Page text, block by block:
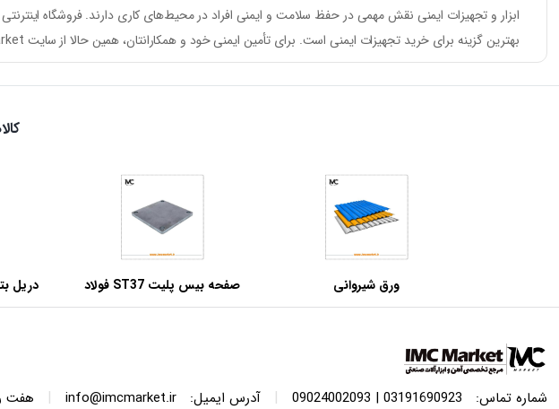
ابزار و تجهیزات ایمنی نقش مهمی در حفظ سلامت و ایمنی افراد در محیط‌های کاری دارند. فروشگاه اینترنتی
بهترین گزینه برای خرید تجهیزات ایمنی است. برای تأمین ایمنی خود و همکارانتان، همین حالا از سایت
ورق شیروانی
صفحه بیس پلیت ST37 فولاد
مبارکه اصفهان– ابعاد مربعی
شماره تماس: 03191690923 | 09024002093
| آدرس ایمیل: info@imcmarket.ir
|